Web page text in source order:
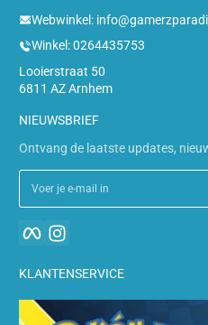
Webwinkel:
Winkel: 0264435753
Looierstraat 50
6811 AZ Arnhem
NIEUWSBRIEF
Ontvang de laatste updates,
Voer je e-mail in
Facebook
KLANTENSERVICE